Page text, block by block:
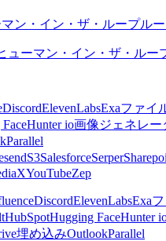
マン・イン・ザ・ループル
ューマン・イン・ザ・ルー
DiscordElevenLabsExaファイ
Hunter io画像ジェネレー
Parallel
S3SalesforceSerper
XYouTubeZep
DiscordElevenLabsExa
HubSpotHugging FaceHunter
埋め込みOutlookParallel